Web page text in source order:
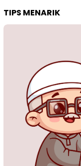
TIPS MENARIK